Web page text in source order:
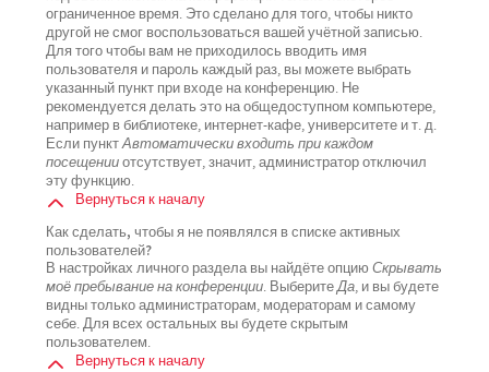
ограниченное время. Это сделано для того, чтобы никто
другой не смог воспользоваться вашей учётной записью.
Для того чтобы вам не приходилось вводить имя
пользователя и пароль каждый раз, вы можете выбрать
указанный пункт при входе на конференцию. Не
рекомендуется делать это на общедоступном компьютере,
например в библиотеке, интернет-кафе, университете и т. д.
Если пунктАвтоматически входить при каждом
посещенииотсутствует, значит, администратор отключил
эту функцию.
Вернуться к началу
Как сделать, чтобы я не появлялся в списке активных
пользователей?
В настройках личного раздела вы найдёте опциюСкрывать
моё пребывание на конференции. ВыберитеДа, и вы будете
видны только администраторам, модераторам и самому
себе. Для всех остальных вы будете скрытым
пользователем.
Вернуться к началу